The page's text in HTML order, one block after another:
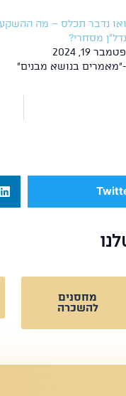
נדבר תכלס – מה
מסחרי?
19, 2024
"מאמרים בנושא מבנים"
מחסנים
להשכרה